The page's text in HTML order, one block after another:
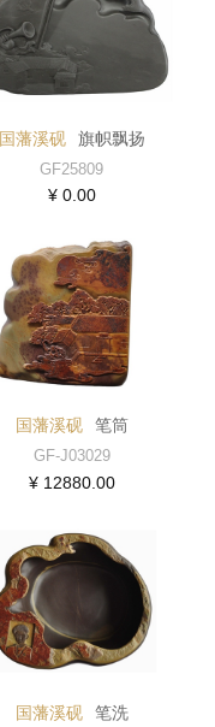
国藩溪砚 旗帜飘扬
GF25809
¥ 0.00
国藩溪砚 笔筒
GF-J03029
¥ 12880.00
国藩溪砚 笔洗